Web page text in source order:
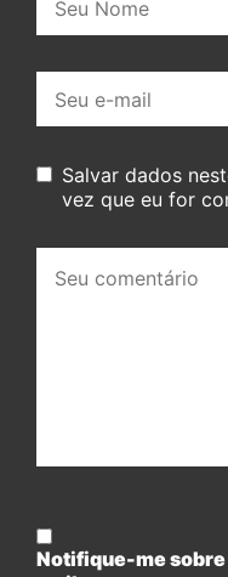
mail:
Salvar dados
vez que eu for
comentário:
Notifique-me